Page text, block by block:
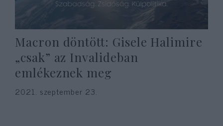
Macron döntött: Gisele Halimire
„csak” az Invalideban
emlékeznek meg
2021. szeptember 23.